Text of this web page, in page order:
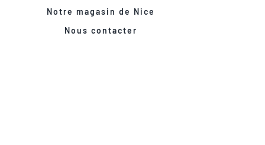
Notre magasin de Nice
Nous contacter